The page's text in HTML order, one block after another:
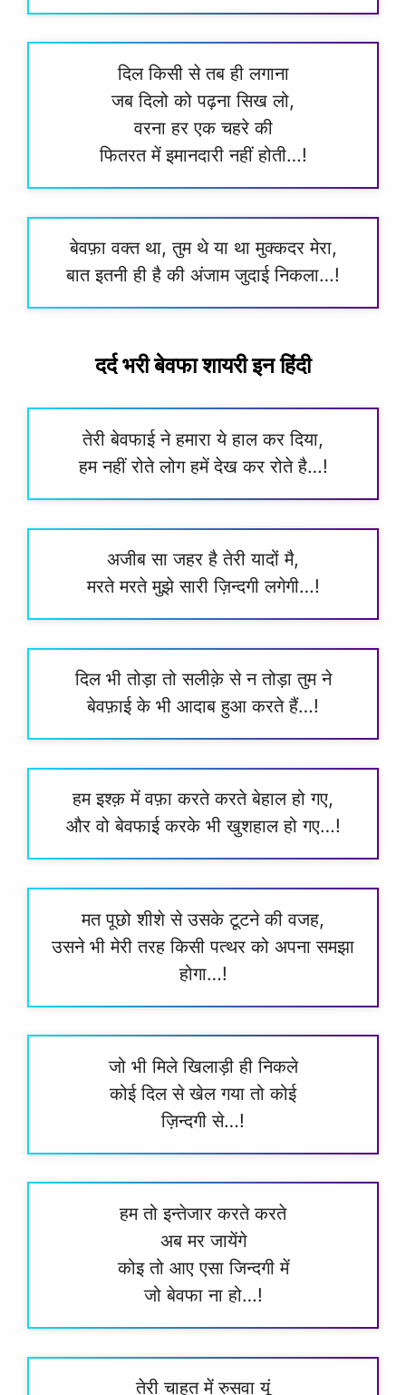
दिल किसी से तब ही लगाना
जब दिलो को पढ़ना सिख लो,
वरना हर एक चहरे की
फितरत में इमानदारी नहीं होती…!
बेवफ़ा वक्त था, तुम थे या था मुक्कदर मेरा,
बात इतनी ही है की अंजाम जुदाई निकला…!
दर्द भरी बेवफा शायरी इन हिंदी
तेरी बेवफाई ने हमारा ये हाल कर दिया,
हम नहीं रोते लोग हमें देख कर रोते है…!
अजीब सा जहर है तेरी यादों मै,
मरते मरते मुझे सारी ज़िन्दगी लगेगी…!
दिल भी तोड़ा तो सलीक़े से न तोड़ा तुम ने
बेवफ़ाई के भी आदाब हुआ करते हैं…!
हम इश्क़ में वफ़ा करते करते बेहाल हो गए,
और वो बेवफाई करके भी खुशहाल हो गए…!
मत पूछो शीशे से उसके टूटने की वजह,
उसने भी मेरी तरह किसी पत्थर को अपना समझा
होगा…!
जो भी मिले खिलाड़ी ही निकले
कोई दिल से खेल गया तो कोई
ज़िन्दगी से…!
हम तो इन्तेजार करते करते
अब मर जायेंगे
कोइ तो आए एसा जिन्दगी में
जो बेवफा ना हो…!
तेरी चाहत में रुसवा यूं